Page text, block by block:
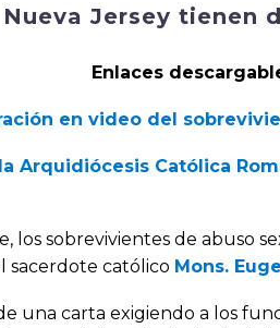
Jersey tienen
Enlaces
en video del
Arquidiócesis Católica
los sobrevivientes de abuso
sacerdote católico Mons.
una carta exigiendo a los